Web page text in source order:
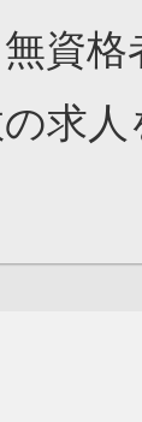
資
求